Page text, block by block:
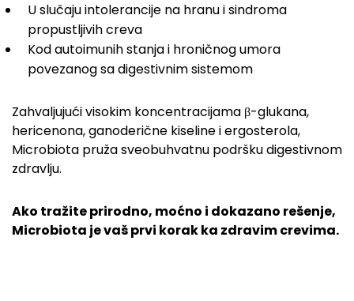
U slučaju intolerancije na hranu i sindroma
propustljivih creva
Kod autoimunih stanja i hroničnog umora
povezanog sa digestivnim sistemom
Zahvaljujući visokim koncentracijama β-glukana,
hericenona, ganoderične kiseline i ergosterola,
Microbiota pruža sveobuhvatnu podršku digestivnom
zdravlju.
Ako tražite prirodno, moćno i dokazano rešenje,
Microbiota je vaš prvi korak ka zdravim crevima.